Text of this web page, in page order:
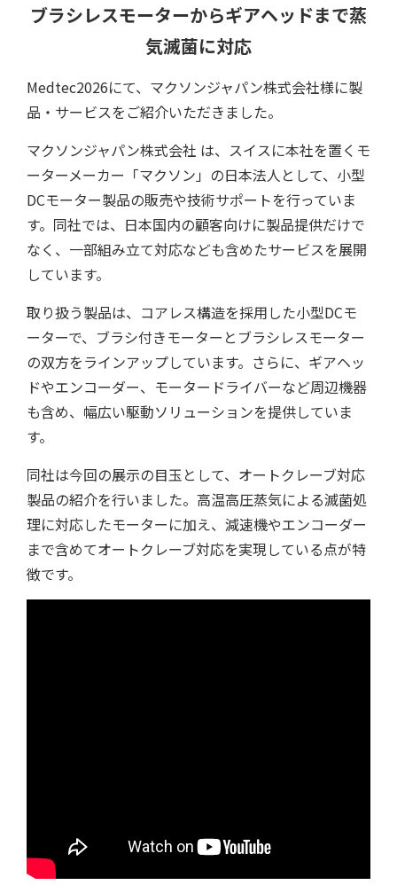
用語集
ブラシレスモーターからギアヘッドまで蒸
気滅菌に対応
Medtec2026にて、マクソンジャパン株式会社様に製
品・サービスをご紹介いただきました。
マクソンジャパン株式会社 は、スイスに本社を置くモ
ーターメーカー「マクソン」の日本法人として、小型
DCモーター製品の販売や技術サポートを行っていま
す。同社では、日本国内の顧客向けに製品提供だけで
なく、一部組み立て対応なども含めたサービスを展開
しています。
取り扱う製品は、コアレス構造を採用した小型DCモ
ーターで、ブラシ付きモーターとブラシレスモーター
の双方をラインアップしています。さらに、ギアヘッ
ドやエンコーダー、モータードライバーなど周辺機器
も含め、幅広い駆動ソリューションを提供していま
す。
同社は今回の展示の目玉として、オートクレーブ対応
製品の紹介を行いました。高温高圧蒸気による滅菌処
理に対応したモーターに加え、減速機やエンコーダー
まで含めてオートクレーブ対応を実現している点が特
徴です。